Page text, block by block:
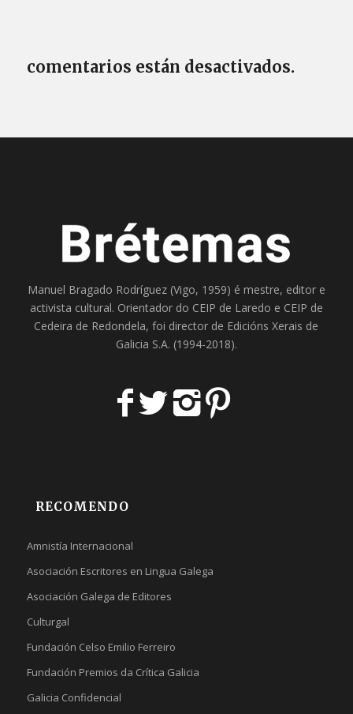
comentarios están desactivados.
Manuel Bragado Rodríguez (Vigo, 1959) é mestre, editor e
activista cultural. Orientador do CEIP de Laredo e CEIP de
Cedeira de Redondela, foi director de Edicións Xerais de
Galicia S.A. (1994-2018).
RECOMENDO
Amnistía Internacional
Asociación Escritores en Lingua Galega
Asociación Galega de Editores
Culturgal
Fundación Celso Emilio Ferreiro
Fundación Premios da Crítica Galicia
Galicia Confidencial